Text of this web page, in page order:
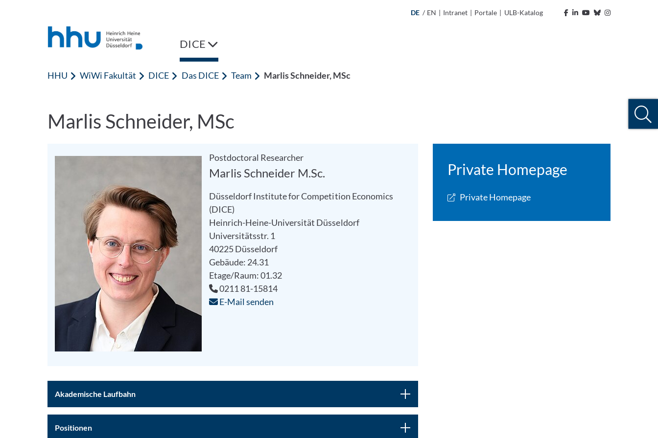
DE / EN | Intranet | Portale | ULB-Katalog
DICE
HHU WiWi Fakultät DICE Das DICE Team Marlis Schneider, MSc
Marlis Schneider, MSc
Postdoctoral Researcher
Marlis Schneider M.Sc.
Düsseldorf Institute for Competition Economics
(DICE)
Heinrich-Heine-Universität Düsseldorf
Universitätsstr. 1
40225 Düsseldorf
Gebäude: 24.31
Etage/Raum: 01.32
0211 81-15814
E-Mail senden
Akademische Laufbahn
Positionen
Private Homepage
Private Homepage